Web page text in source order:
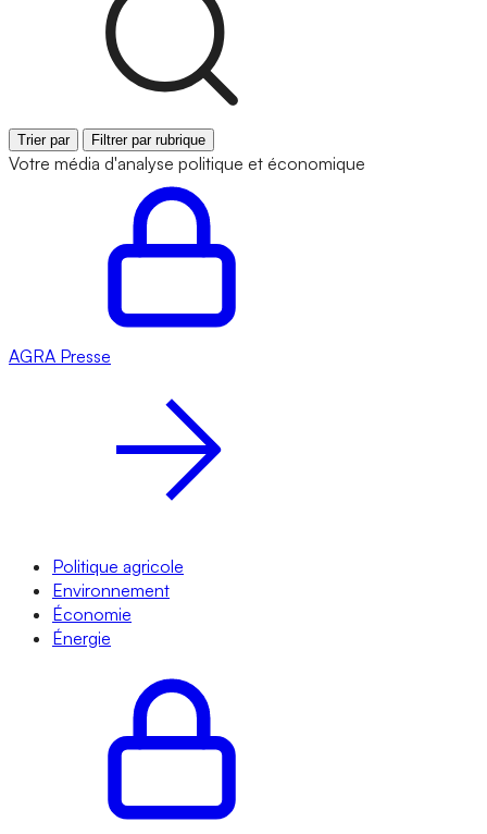
Trier par Filtrer par rubrique
Votre média d'analyse politique et économique
AGRA Presse
Politique agricole
Environnement
Économie
Énergie